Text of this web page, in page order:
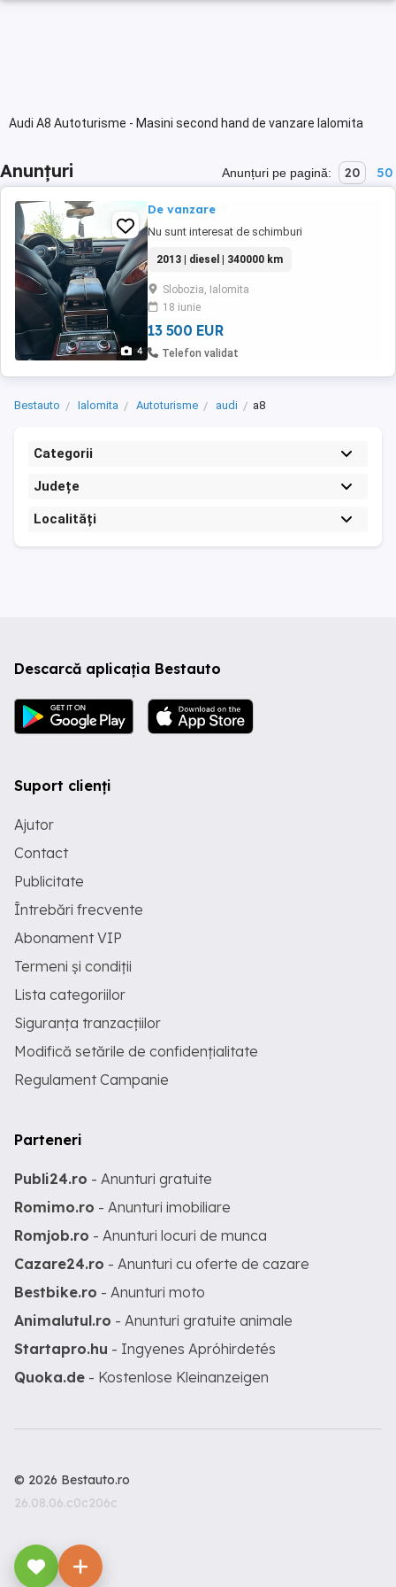
Audi A8 Autoturisme - Masini second hand de vanzare Ialomita
Anunțuri Anunțuri pe pagină: 20 50
4
De vanzare
Nu sunt interesat de schimburi
2013 | diesel | 340000 km
Slobozia, Ialomita
18 iunie
13 500 EUR
Telefon validat
Bestauto Ialomita Autoturisme audi a8
Categorii
Județe
Localități
Descarcă aplicația Bestauto
Suport clienți
Ajutor
Contact
Publicitate
Întrebări frecvente
Abonament VIP
Termeni și condiții
Lista categoriilor
Siguranța tranzacțiilor
Modifică setările de confidențialitate
Regulament Campanie
Parteneri
Publi24.ro - Anunturi gratuite
Romimo.ro - Anunturi imobiliare
Romjob.ro - Anunturi locuri de munca
Cazare24.ro - Anunturi cu oferte de cazare
Bestbike.ro - Anunturi moto
Animalutul.ro - Anunturi gratuite animale
Startapro.hu - Ingyenes Apróhirdetés
Quoka.de - Kostenlose Kleinanzeigen
© 2026 Bestauto.ro
26.08.06.c0c206c